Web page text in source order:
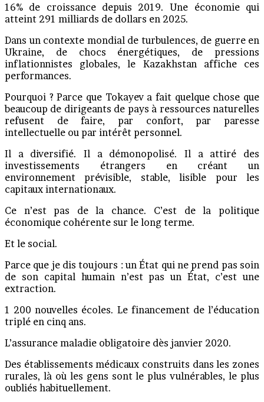
16% de croissance depuis 2019. Une économie qui
atteint 291 milliards de dollars en 2025.
Dans un contexte mondial de turbulences, de guerre en
Ukraine, de chocs énergétiques, de pressions
inflationnistes globales, le Kazakhstan affiche ces
performances.
Pourquoi ? Parce que Tokayev a fait quelque chose que
beaucoup de dirigeants de pays à ressources naturelles
refusent de faire, par confort, par paresse
intellectuelle ou par intérêt personnel.
Il a diversifié. Il a démonopolisé. Il a attiré des
investissements étrangers en créant un
environnement prévisible, stable, lisible pour les
capitaux internationaux.
Ce n’est pas de la chance. C’est de la politique
économique cohérente sur le long terme.
Et le social.
Parce que je dis toujours : un État qui ne prend pas soin
de son capital humain n’est pas un État, c’est une
extraction.
1 200 nouvelles écoles. Le financement de l’éducation
triplé en cinq ans.
L’assurance maladie obligatoire dès janvier 2020.
Des établissements médicaux construits dans les zones
rurales, là où les gens sont le plus vulnérables, le plus
oubliés habituellement.